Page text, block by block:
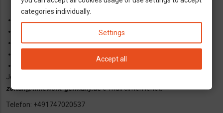
családi pótlék);
Évi 24 nap fizetett szabadság;
Rugalmas hazajárási lehetőség;
Jelentkezni és, érdeklődni a
zoltan@timework-germany.dee-mail címen lehet.
Telefon: +491747020537
categories individually.
Settings
Accept all